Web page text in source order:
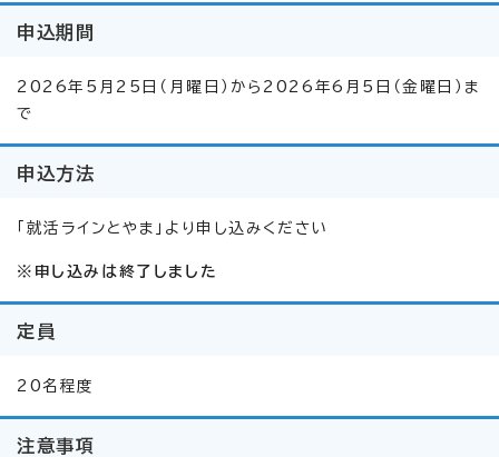
申込期間
2026年5月25日（月曜日）から2026年6月5日（金曜日）ま
で
申込方法
「就活ラインとやま」より申し込みください
※申し込みは終了しました
定員
20名程度
注意事項